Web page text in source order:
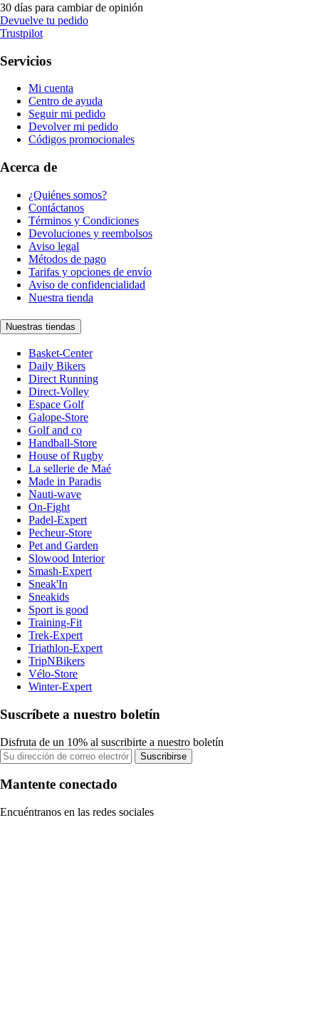
30 días para cambiar de opinión
Devuelve tu pedido
Trustpilot
Servicios
Mi cuenta
Centro de ayuda
Seguir mi pedido
Devolver mi pedido
Códigos promocionales
Acerca de
¿Quiénes somos?
Contáctanos
Términos y Condiciones
Devoluciones y reembolsos
Aviso legal
Métodos de pago
Tarifas y opciones de envío
Aviso de confidencialidad
Nuestra tienda
Nuestras tiendas
Basket-Center
Daily Bikers
Direct Running
Direct-Volley
Espace Golf
Galope-Store
Golf and co
Handball-Store
House of Rugby
La sellerie de Maé
Made in Paradis
Nauti-wave
On-Fight
Padel-Expert
Pecheur-Store
Pet and Garden
Slowood Interior
Smash-Expert
Sneak'In
Sneakids
Sport is good
Training-Fit
Trek-Expert
Triathlon-Expert
TripNBikers
Vélo-Store
Winter-Expert
Suscríbete a nuestro boletín
Disfruta de un 10% al suscribirte a nuestro boletín
Suscribirse
Mantente conectado
Encuéntranos en las redes sociales